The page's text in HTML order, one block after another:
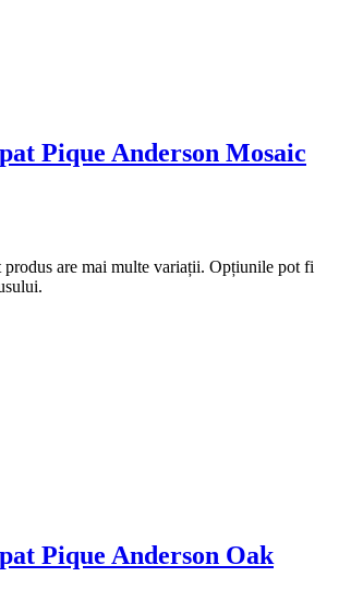
Pique Anderson Mosaic
produs are mai multe variații. Opțiunile pot fi
Pique Anderson Oak